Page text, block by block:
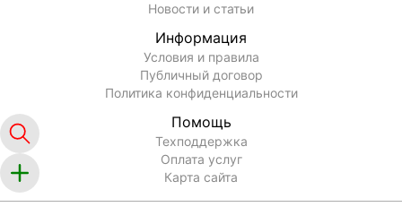
Новости и статьи
Информация
Условия и правила
Публичный договор
Политика конфиденциальности
Помощь
Техподдержка
Оплата услуг
Карта сайта